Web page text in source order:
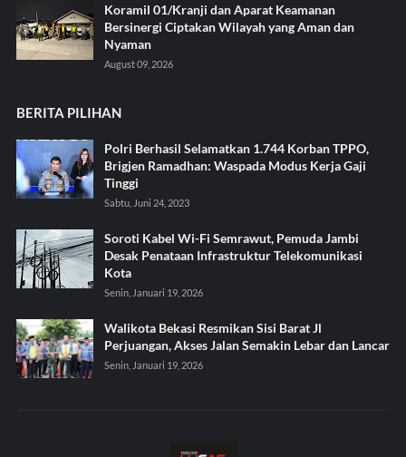
Koramil 01/Kranji dan Aparat Keamanan
Bersinergi Ciptakan Wilayah yang Aman dan
Nyaman
August 09, 2026
BERITA PILIHAN
Polri Berhasil Selamatkan 1.744 Korban TPPO,
Brigjen Ramadhan: Waspada Modus Kerja Gaji
Tinggi
Sabtu, Juni 24, 2023
Soroti Kabel Wi-Fi Semrawut, Pemuda Jambi
Desak Penataan Infrastruktur Telekomunikasi
Kota
Senin, Januari 19, 2026
Walikota Bekasi Resmikan Sisi Barat Jl
Perjuangan, Akses Jalan Semakin Lebar dan Lancar
Senin, Januari 19, 2026